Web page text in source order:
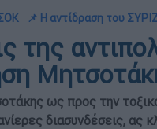
📌 Η αντίδραση του
της
ως προς την
διασυνδέσεις, ας